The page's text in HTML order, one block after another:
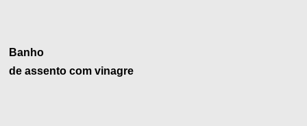
Banho
de assento com vinagre